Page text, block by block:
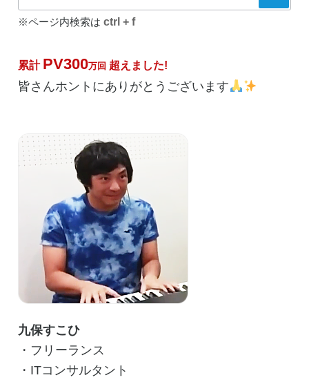
※ページ内検索はctrl + f
累計 PV300万回 超えました!
皆さんホントにありがとうございます
九保すこひ
・フリーランス
・ITコンサルタント